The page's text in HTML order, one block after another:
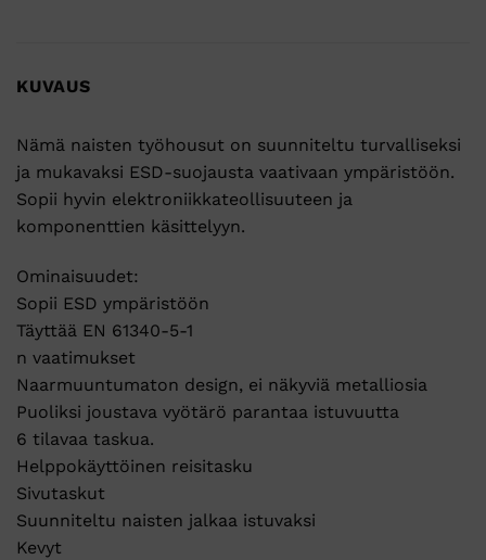
KUVAUS
Nämä naisten työhousut on suunniteltu turvalliseksi
ja mukavaksi ESD-suojausta vaativaan ympäristöön.
Sopii hyvin elektroniikkateollisuuteen ja
komponenttien käsittelyyn.
Ominaisuudet:
Sopii ESD ympäristöön
Täyttää EN 61340-5-1
n vaatimukset
Naarmuuntumaton design, ei näkyviä metalliosia
Puoliksi joustava vyötärö parantaa istuvuutta
6 tilavaa taskua.
Helppokäyttöinen reisitasku
Sivutaskut
Suunniteltu naisten jalkaa istuvaksi
Kevyt